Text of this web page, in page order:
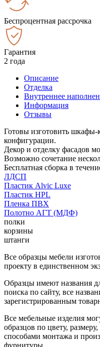
Беспроцентная рассрочка
Гарантия
2 года
Описание
Отделка
Внутреннее
Информация
Отзывы
Готовы изготовить шкафы-
конфигурации.
Декор и отделку фасадов
Возможно сочетание
Бесплатная сборка в
ЛДСП
Пластик Alvic Luxe
Пластик HPL
Пленка ПВХ
Полотно АГТ (МДФ)
полки
корзины
штанги
Все образцы мебели
проекту в единственном
Образцы имеют названия
поиска по сайту, все
зарегистрированным
Все мебельные изделия
образцов по цвету,
способами монтажа и
фурнитуры.